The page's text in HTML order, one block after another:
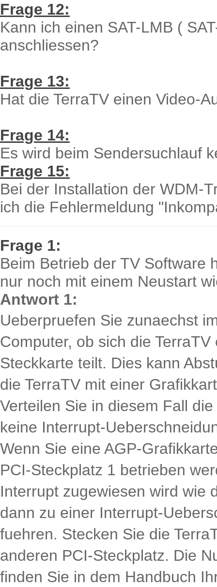
Frage 12:
Kann ich einen SAT-LMB (
anschliessen?
Frage 13:
Hat die TerraTV einen Video-
Frage 14:
Es wird beim Sendersuchlauf
Frage 15:
Bei der Installation der WDM-
ich die Fehlermeldung
Frage 1:
Beim Betrieb der TV Software
nur noch mit einem Neustart
Antwort 1:
Ueberpruefen Sie zunaechst
Computer, ob sich die
Steckkarte teilt. Dies kann
die TerraTV mit einer
Verteilen Sie in diesem Fall
keine Interrupt-
Wenn Sie eine AGP-
PCI-Steckplatz 1 betrieben
Interrupt zugewiesen wird wie
dann zu einer Interrupt-
fuehren. Stecken Sie die
anderen PCI-Steckplatz. Die
finden Sie in dem Handbuch